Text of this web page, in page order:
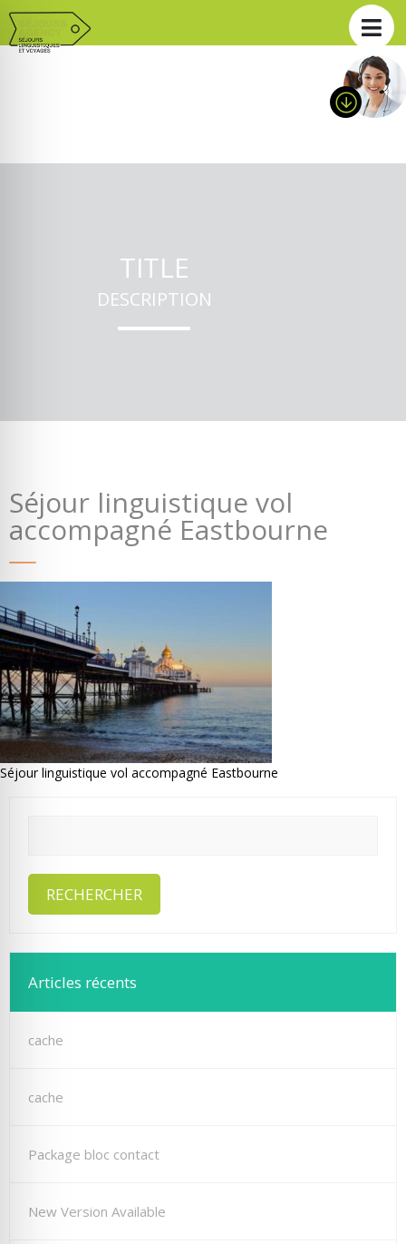
TITLE
DESCRIPTION
Séjour linguistique vol
accompagné Eastbourne
Séjour linguistique vol accompagné Eastbourne
Articles récents
cache
cache
Package bloc contact
New Version Available
partir ? Devis & contact